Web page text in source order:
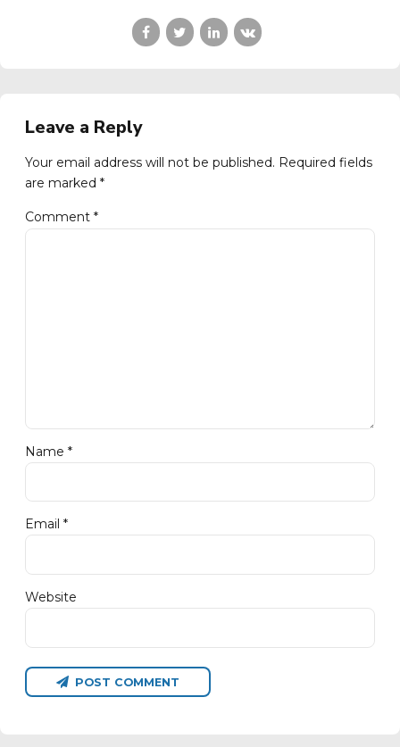
Leave a Reply
Your email address will not be published. Required fields
are marked *
Comment *
Name *
Email *
Website
POST COMMENT